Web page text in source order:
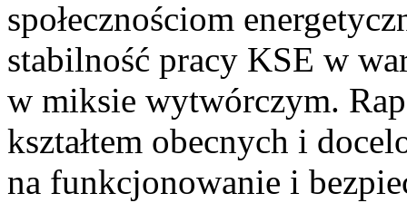
społecznościom
stabilność pracy KSE w
w miksie wytwórczym.
kształtem obecnych i
na funkcjonowanie i